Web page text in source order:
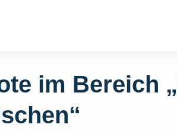
im Bereich